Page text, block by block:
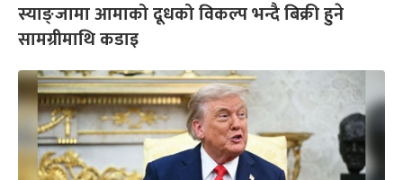
स्याङ्जामा आमाको दूधको विकल्प भन्दै बिक्री हुने
सामग्रीमाथि कडाइ